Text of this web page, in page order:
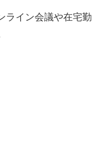
ライン会議や在宅勤